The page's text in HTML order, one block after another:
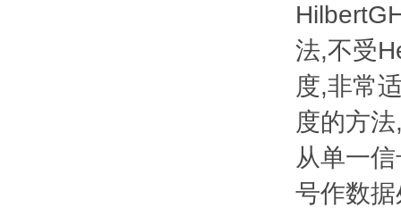
法,不受
度,非常
度的方
从单一
号作数